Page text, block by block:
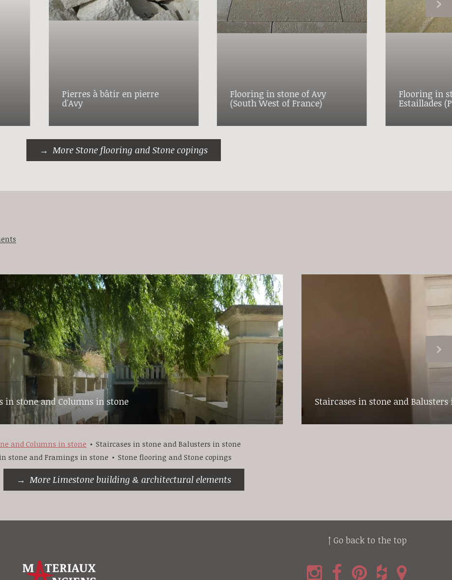
Pierres à bâtir en pierre
d'Avy
Flooring in stone of Avy
(South West of France)
Flooring in
Estaillades
More Stone flooring and Stone copings
in stone and Columns in stone Staircases in stone and Balusters
and Columns in stone
Staircases in stone and Balusters in stone
stone and Framings in stone
Stone flooring and Stone copings
More Limestone building & architectural elements
↑ Go back to the top